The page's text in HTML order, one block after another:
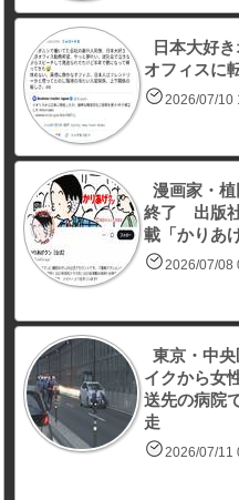
日本大好
オフィスに
2026/07/10
漫画家・
終了 出版
載「かりあ
2026/07/08
東京・中
イクから女
送先の病院
走
2026/07/11